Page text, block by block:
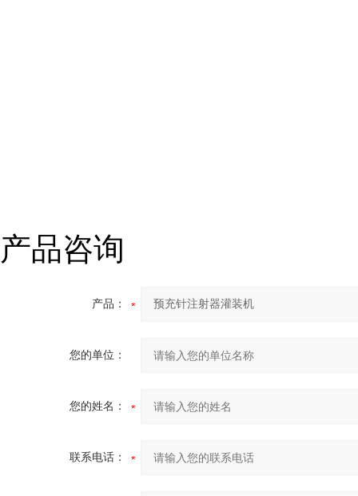
产品咨询
产品：
您的单位：
您的姓名：
联系电话：